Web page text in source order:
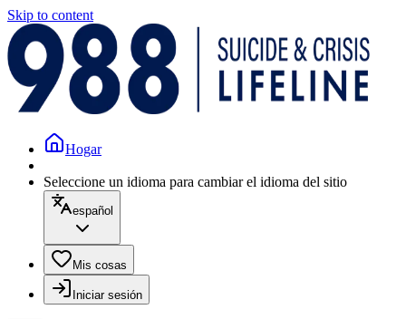
Skip to content
Hogar
Seleccione un idioma para cambiar el idioma del sitio
español
Mis cosas
Iniciar sesión